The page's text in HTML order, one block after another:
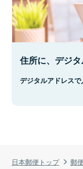
日本郵便トップ 郵
住所に、デジタ
デジタルアドレスで